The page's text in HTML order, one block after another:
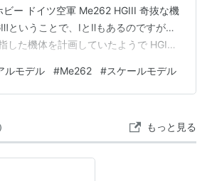
ビー ドイツ空軍 Me262 HGIII 奇抜な機
ということで、ⅠとⅡもあるのですが…
した機体を計画していたようで HGⅠは
Me262ということですね。 ですが、さ
ったデザインではないでしょうか。 か
製は初めて製作しました。 すべてが
んが、モールドも良いの…
ルモデル #Me262 #スケールモデル
もっと見る